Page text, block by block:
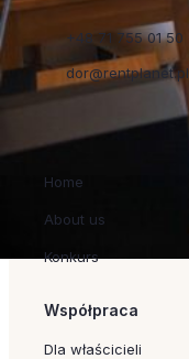
+48 71 755 01 50
dor@rentplanet.pl
Szybkie linki
Home
About us
Konkurs
Współpraca
Dla właścicieli